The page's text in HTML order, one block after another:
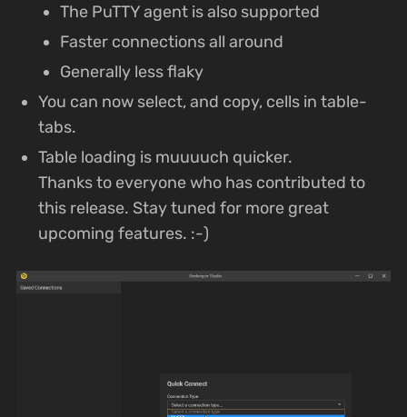
The PuTTY agent is also supported
Faster connections all around
Generally less flaky
You can now select, and copy, cells in table-
tabs.
Table loading is muuuuch quicker.
Thanks to everyone who has contributed to
this release. Stay tuned for more great
upcoming features. :-)